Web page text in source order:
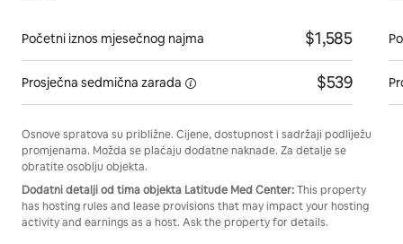
Početni iznos mjesečnog najma $1,585
Prosječna sedmična zarada $539
Osnove spratova su približne. Cijene, dostupnost i sadržaji podliježu
promjenama. Možda se plaćaju dodatne naknade. Za detalje se
obratite osoblju objekta.
Dodatni detalji od tima objekta Latitude Med Center:This property
has hosting rules and lease provisions that may impact your hosting
activity and earnings as a host. Ask the property for details.